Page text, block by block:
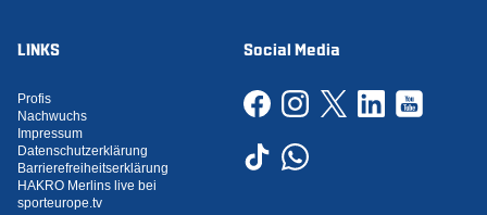
LINKS
Profis
Nachwuchs
Impressum
Datenschutzerklärung
Barrierefreiheitserklärung
HAKRO Merlins live bei
sporteurope.tv
Social Media